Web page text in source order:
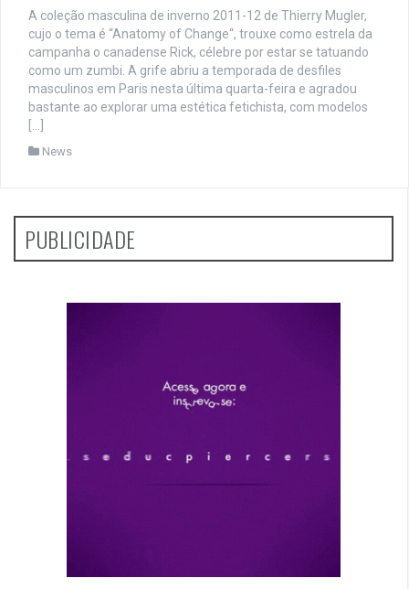
A coleção masculina de inverno 2011-12 de Thierry Mugler,
cujo o tema é “Anatomy of Change“, trouxe como estrela da
campanha o canadense Rick, célebre por estar se tatuando
como um zumbi. A grife abriu a temporada de desfiles
masculinos em Paris nesta última quarta-feira e agradou
bastante ao explorar uma estética fetichista, com modelos
News
PUBLICIDADE